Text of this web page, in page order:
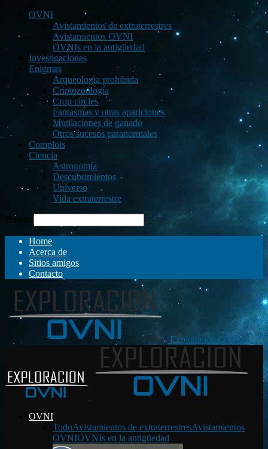
OVNI
Avistamientos de extraterrestres
Avistamientos OVNI
OVNIs en la antigüedad
Investigaciones
Enigmas
Arqueología prohibida
Criptozoología
Crop circles
Fantasmas y otras apariciones
Mutilaciones de ganado
Otros sucesos paranormales
Complots
Ciencia
Astronomía
Descubrimientos
Universo
Vida extraterrestre
Buscar
Home
Acerca de
Sitios amigos
Contacto
Exploración OVNI
OVNI
TodoAvistamientos de extraterrestresAvistamientos
OVNIOVNIs en la antigüedad